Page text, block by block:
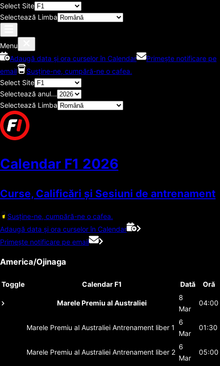
Select Site
Selectează Limba
Menu
Adaugă data și ora curselor în Calendar
Primește notificare pe
email
Susține-ne, cumpără-ne o cafea.
Select Site
Selectează anul...
Selectează Limba
Calendar F1 2026
Curse, Calificări și Sesiuni de antrenament
Susține-ne, cumpără-ne o cafea.
Adaugă data și ora curselor în Calendar
Primește notificare pe email
America/Ojinaga
Toggle Calendar F1 Dată Oră
Marele Premiu al Australiei
8
Mar
04:00
Marele Premiu al Australiei Antrenament liber 1
6
Mar
01:30
Marele Premiu al Australiei Antrenament liber 2
6
Mar
05:00